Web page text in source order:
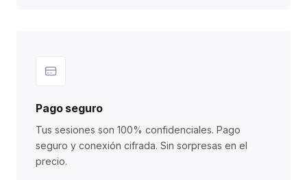
Pago seguro
Tus sesiones son 100% confidenciales. Pago
seguro y conexión cifrada. Sin sorpresas en el
precio.